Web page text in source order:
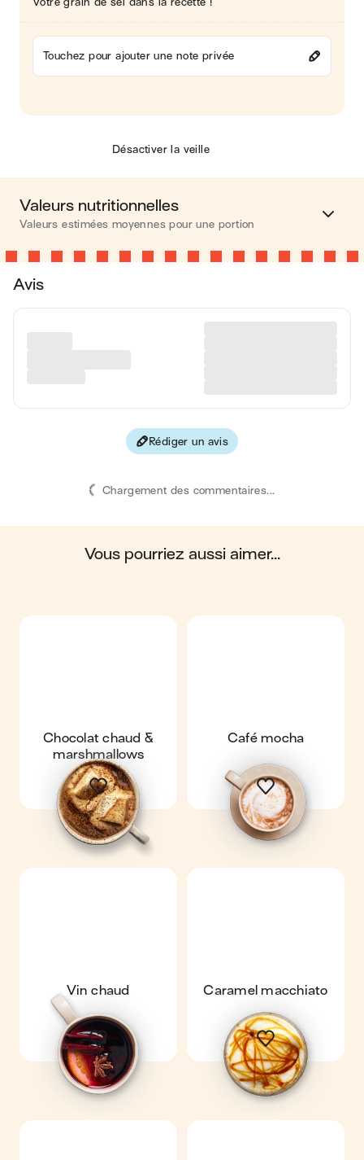
Touchez pour ajouter une note privée
Désactiver la veille
Valeurs nutritionnelles
Valeurs estimées moyennes pour une portion
Calories 298 kcal
Les valeurs sont basées sur une estimation moyenne pour
préoccupations ou des questions concernant votre santé,
en moyenne, une portion de la recette "Chocolat chaud"
glucides ; 11 g de protéines ; 4 g de fibres.
Avis
Rédiger un avis
Chargement des commentaires...
vous pourriez aussi aimer...
Chocolat chaud &
marshmallows
Café mocha
Vin chaud Caramel macchiato